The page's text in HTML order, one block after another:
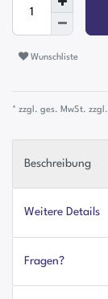
Wunschliste
* zzgl. ges. MwSt. zzgl.
Beschreibung
Weitere Details
Fragen?